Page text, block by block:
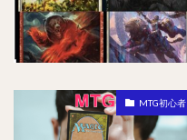
MTG初心者